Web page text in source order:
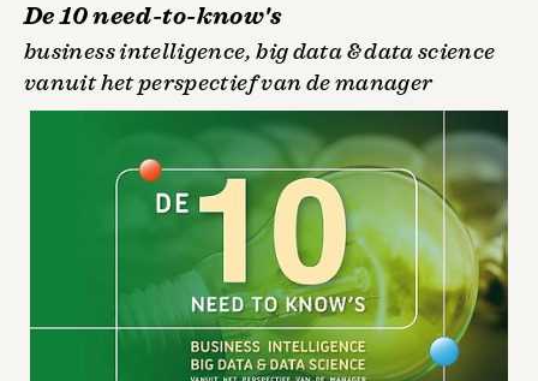
De 10 need-to-know's
business intelligence, big data & data science
vanuit het perspectief van de manager